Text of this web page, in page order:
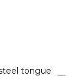
tongue